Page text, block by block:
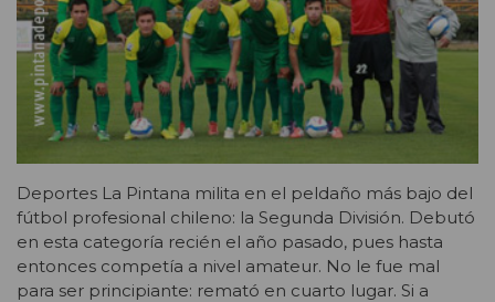
Deportes La Pintana milita en el peldaño más bajo del
fútbol profesional chileno: la Segunda División. Debutó
en esta categoría recién el año pasado, pues hasta
entonces competía a nivel amateur. No le fue mal
para ser principiante: remató en cuarto lugar. Si a